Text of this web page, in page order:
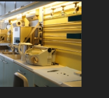
de un implante